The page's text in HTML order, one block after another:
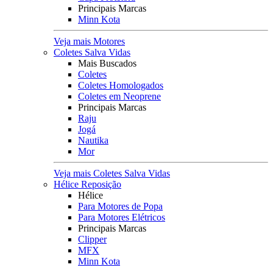
Principais Marcas
Minn Kota
Veja mais Motores
Coletes Salva Vidas
Mais Buscados
Coletes
Coletes Homologados
Coletes em Neoprene
Principais Marcas
Raju
Jogá
Nautika
Mor
Veja mais Coletes Salva Vidas
Hélice Reposição
Hélice
Para Motores de Popa
Para Motores Elétricos
Principais Marcas
Clipper
MFX
Minn Kota